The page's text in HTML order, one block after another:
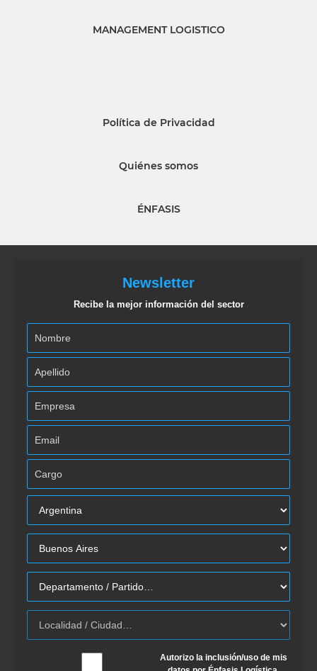
MANAGEMENT LOGISTICO
Política de Privacidad
Quiénes somos
ÉNFASIS
Newsletter
Recibe la mejor información del sector
Autorizo la inclusión/uso de mis